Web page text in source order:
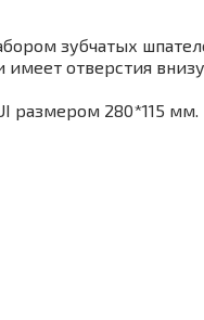
зубчатых
имеет отверстия
размером 280*115 мм.